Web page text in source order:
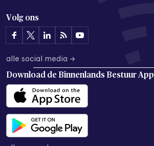
Volg ons
alle social media →
Download de Binnenlands Bestuur App